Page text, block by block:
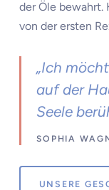
der Öle bewahrt.
von der ersten
„Ich
auf der
Seele
SOPHIA
UNSERE